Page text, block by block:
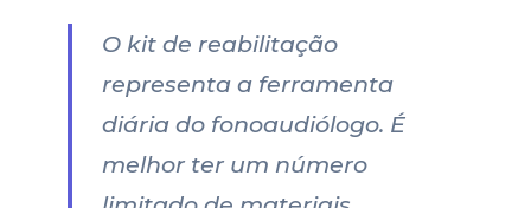
O kit de reabilitação
representa a ferramenta
diária do fonoaudiólogo. É
melhor ter um número